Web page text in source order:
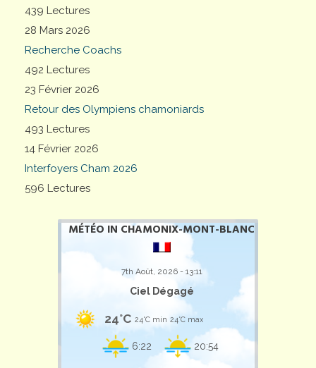
439 Lectures
28 Mars 2026
Recherche Coachs
492 Lectures
23 Février 2026
Retour des Olympiens chamoniards
493 Lectures
14 Février 2026
Interfoyers Cham 2026
596 Lectures
MÉTÉO IN CHAMONIX-MONT-BLANC
7th Août, 2026 - 13:11
Ciel Dégagé
24°C 24°C min 24°C max
6:22 20:54